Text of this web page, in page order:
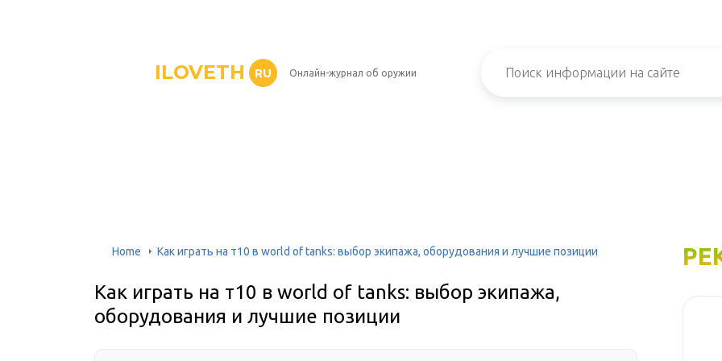
ILOVETH RU Онлайн-журнал об оружии
Home Как играть на т10 в world of tanks: выбор экипажа, оборудования и лучшие позиции
Как играть на т10 в world of tanks: выбор экипажа,
оборудования и лучшие позиции